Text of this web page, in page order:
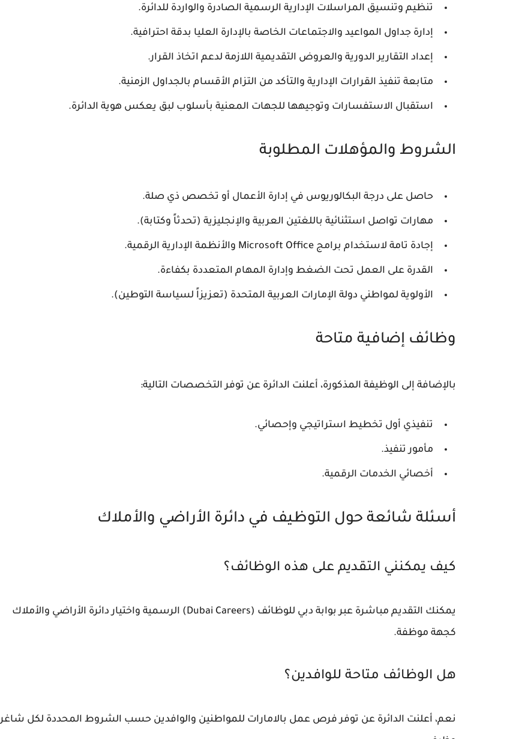
تنظيم وتنسيق المراسلات الإدارية الرسمية الصادرة والواردة للدائرة.
إدارة جداول المواعيد والاجتماعات الخاصة بالإدارة العليا بدقة احترافية.
إعداد التقارير الدورية والعروض التقديمية اللازمة لدعم اتخاذ القرار.
متابعة تنفيذ القرارات الإدارية والتأكد من التزام الأقسام بالجداول الزمنية.
استقبال الاستفسارات وتوجيهها للجهات المعنية بأسلوب لبق يعكس هوية الدائرة.
الشروط والمؤهلات المطلوبة
حاصل على درجة البكالوريوس في إدارة الأعمال أو تخصص ذي صلة.
مهارات تواصل استثنائية باللغتين العربية والإنجليزية (تحدثاً وكتابة).
إجادة تامة لاستخدام برامج Microsoft Office والأنظمة الإدارية الرقمية.
القدرة على العمل تحت الضغط وإدارة المهام المتعددة بكفاءة.
الأولوية لمواطني دولة الإمارات العربية المتحدة (تعزيزاً لسياسة التوطين).
وظائف إضافية متاحة
بالإضافة إلى الوظيفة المذكورة، أعلنت الدائرة عن توفر التخصصات التالية:
تنفيذي أول تخطيط استراتيجي وإحصائي.
مأمور تنفيذ.
أخصائي الخدمات الرقمية.
أسئلة شائعة حول التوظيف في دائرة الأراضي والأملاك
كيف يمكنني التقديم على هذه الوظائف؟
يمكنك التقديم مباشرة عبر بوابة دبي للوظائف (Dubai Careers) الرسمية واختيار دائرة الأراضي والأملاك
كجهة موظفة.
هل الوظائف متاحة للوافدين؟
نعم، أعلنت الدائرة عن توفر فرص عمل بالامارات للمواطنين والوافدين حسب الشروط المحددة لكل شاغر